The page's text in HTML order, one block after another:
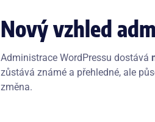
Nový vzhled
Administrace WordPressu dostává
zůstává známé a přehledné, ale
změna.